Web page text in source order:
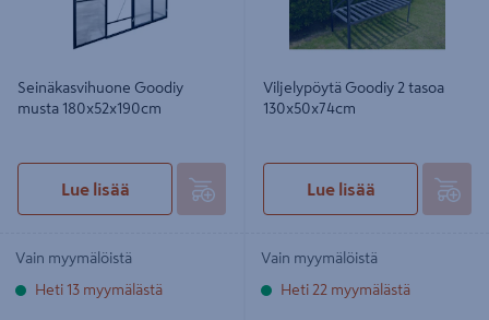
Seinäkasvihuone Goodiy
musta 180x52x190cm
Lue lisää
Vain myymälöistä
Heti 13 myymälästä
Viljelypöytä Goodiy 2 tasoa
130x50x74cm
Lue lisää
Vain myymälöistä
Heti 22 myymälästä